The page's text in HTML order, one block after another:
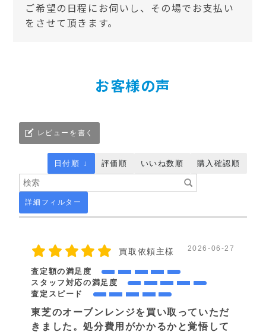
ご希望の日程にお伺いし、その場でお支払い
をさせて頂きます。
お客様の声
レビューを書く
詳細フィルター
日付順 ↓ 評価順 いいね数順 購入確認順
買取依頼主様 2026-06-27
査定額の満足度
スタッフ対応の満足度
査定スピード
東芝のオーブンレンジを買い取っていただ
きました。処分費用がかかるかと覚悟して